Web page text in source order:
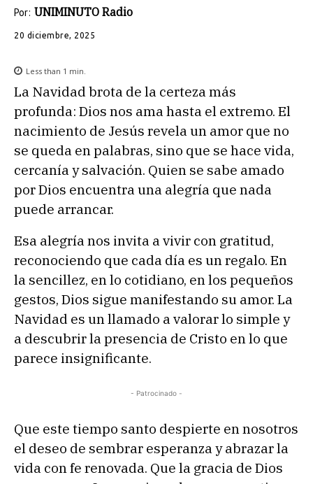
Por: UNIMINUTO Radio
20 diciembre, 2025
Less than 1 min.
La Navidad brota de la certeza más
profunda: Dios nos ama hasta el extremo. El
nacimiento de Jesús revela un amor que no
se queda en palabras, sino que se hace vida,
cercanía y salvación. Quien se sabe amado
por Dios encuentra una alegría que nada
puede arrancar.
Esa alegría nos invita a vivir con gratitud,
reconociendo que cada día es un regalo. En
la sencillez, en lo cotidiano, en los pequeños
gestos, Dios sigue manifestando su amor. La
Navidad es un llamado a valorar lo simple y
a descubrir la presencia de Cristo en lo que
parece insignificante.
- Patrocinado -
Que este tiempo santo despierte en nosotros
el deseo de sembrar esperanza y abrazar la
vida con fe renovada. Que la gracia de Dios